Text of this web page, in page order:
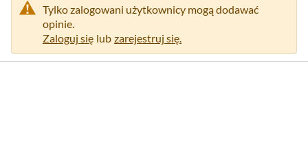
Tylko zalogowani użytkownicy mogą dodawać
opinie.
Zaloguj się lub zarejestruj się.